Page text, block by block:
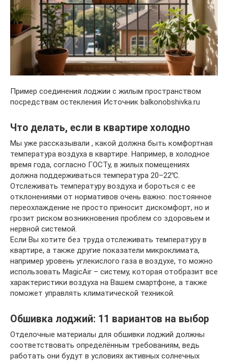
Пример соединения лоджии с жилым пространством
посредствам остекления Источник balkonobshivka.ru
Что делать, если в квартире холодно
Мы уже рассказывали , какой должна быть комфортная
температура воздуха в квартире. Например, в холодное
время года, согласно ГОСТу, в жилых помещениях
должна поддерживаться температура 20–22℃.
Отслеживать температуру воздуха и бороться с ее
отклонениями от нормативов очень важно: постоянное
переохлаждение не просто приносит дискомфорт, но и
грозит риском возникновения проблем со здоровьем и
нервной системой.
Если Вы хотите без труда отслеживать температуру в
квартире, а также другие показатели микроклимата,
например уровень углекислого газа в воздухе, то можно
использовать MagicAir – систему, которая отобразит все
характеристики воздуха на Вашем смартфоне, а также
поможет управлять климатической техникой.
Обшивка лоджий: 11 вариантов на выбор
Отделочные материалы для обшивки лоджий должны
соответствовать определённым требованиям, ведь
работать они будут в условиях активных солнечных